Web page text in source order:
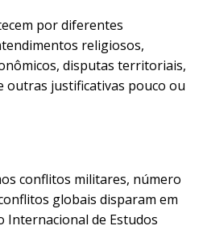
por diferentes
religiosos,
disputas territoriais,
outras justificativas pouco ou
conflitos militares, número
globais disparam em
Internacional de Estudos